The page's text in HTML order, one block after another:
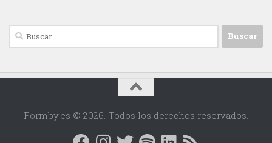
Buscar:
Formby.es © 2026. Todos los derechos reservados.